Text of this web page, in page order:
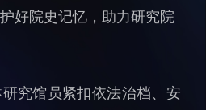
要闻播报
合作交流
好院史记忆，助力研究院
究馆员紧扣依法治档、安